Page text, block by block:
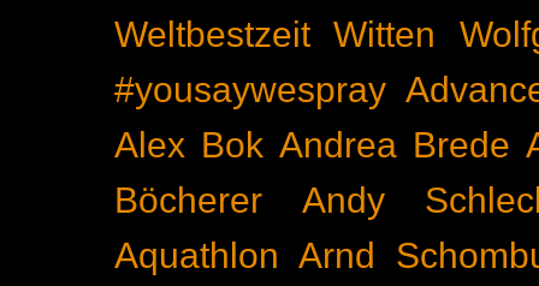
Weltbestzeit Witten
#yousaywespray
Alex Bok Andrea Brede
Böcherer
Andy
Aquathlon Arnd